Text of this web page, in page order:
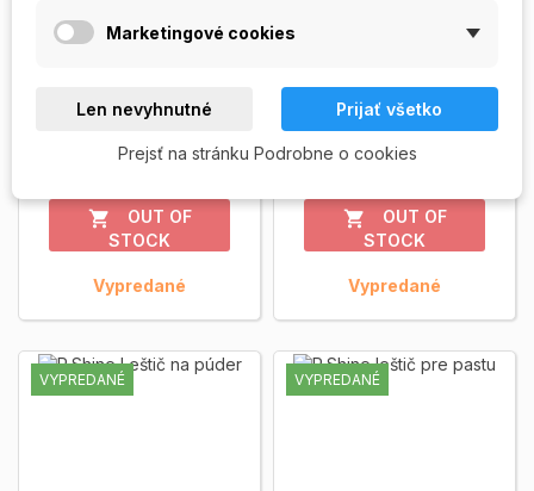
P.Shine náhradný
Japonská manikúra leštenie

OUT OF
STOCK
Vypredané
P.Shine - Náhradná
Japonská manikúra leštenie

OUT OF
STOCK
Vypredané
VYPREDANÉ VYPREDANÉ
Marketingové cookies
Len nevyhnutné Prijať všetko
Prejsť na stránku Podrobne o cookies